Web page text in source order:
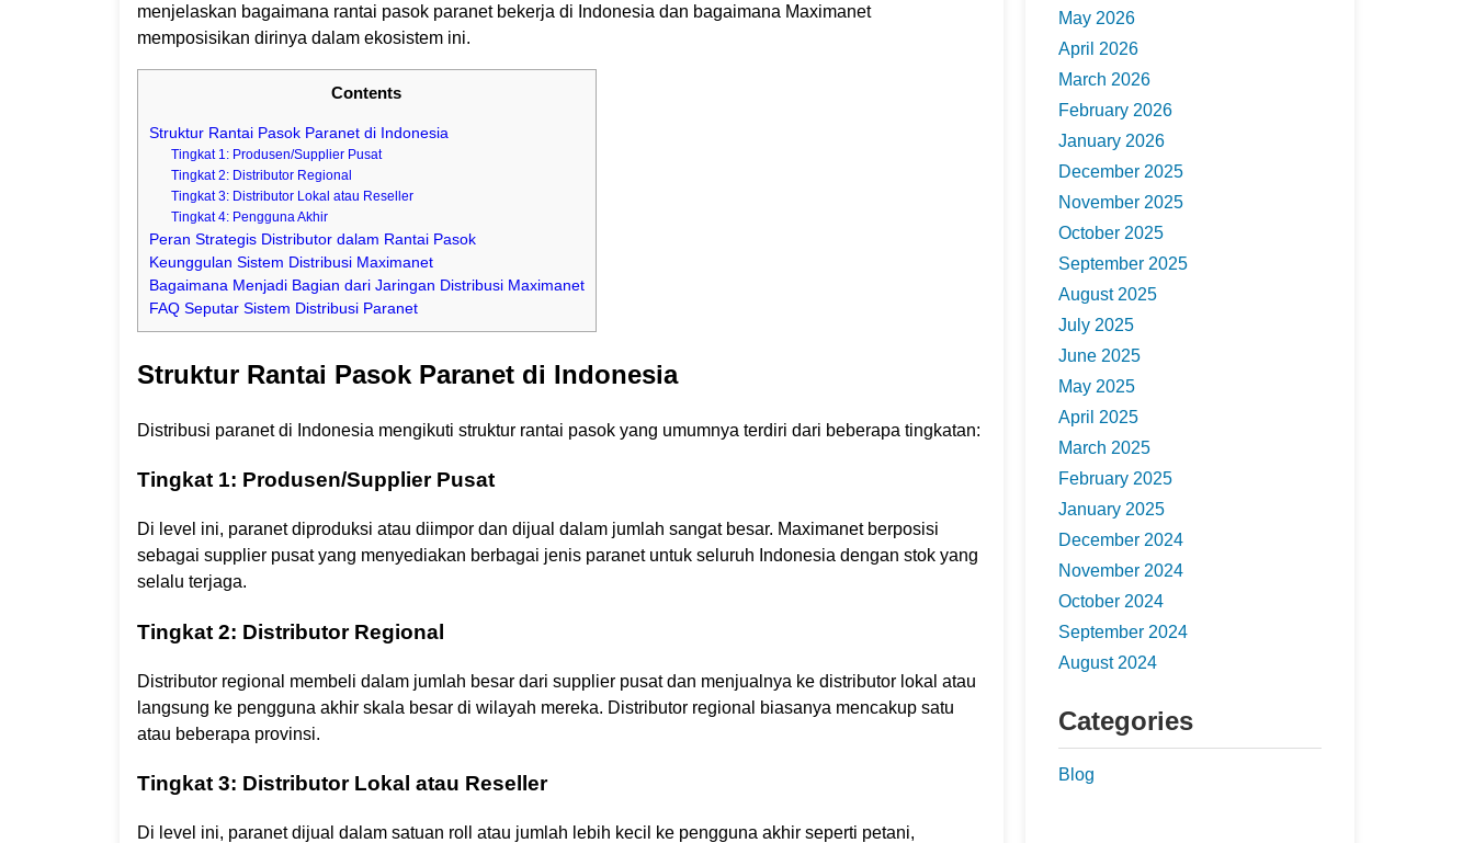
menjelaskan bagaimana rantai pasok paranet bekerja di Indonesia dan bagaimana Maximanet
memposisikan dirinya dalam ekosistem ini.
Contents
Struktur Rantai Pasok Paranet di Indonesia
Tingkat 1: Produsen/Supplier Pusat
Tingkat 2: Distributor Regional
Tingkat 3: Distributor Lokal atau Reseller
Tingkat 4: Pengguna Akhir
Peran Strategis Distributor dalam Rantai Pasok
Keunggulan Sistem Distribusi Maximanet
Bagaimana Menjadi Bagian dari Jaringan Distribusi Maximanet
FAQ Seputar Sistem Distribusi Paranet
Struktur Rantai Pasok Paranet di Indonesia
Distribusi paranet di Indonesia mengikuti struktur rantai pasok yang umumnya terdiri dari beberapa tingkatan:
Tingkat 1: Produsen/Supplier Pusat
Di level ini, paranet diproduksi atau diimpor dan dijual dalam jumlah sangat besar. Maximanet berposisi
sebagai supplier pusat yang menyediakan berbagai jenis paranet untuk seluruh Indonesia dengan stok yang
selalu terjaga.
Tingkat 2: Distributor Regional
Distributor regional membeli dalam jumlah besar dari supplier pusat dan menjualnya ke distributor lokal atau
langsung ke pengguna akhir skala besar di wilayah mereka. Distributor regional biasanya mencakup satu
atau beberapa provinsi.
Tingkat 3: Distributor Lokal atau Reseller
Di level ini, paranet dijual dalam satuan roll atau jumlah lebih kecil ke pengguna akhir seperti petani,
May 2026
April 2026
March 2026
February 2026
January 2026
December 2025
November 2025
October 2025
September 2025
August 2025
July 2025
June 2025
May 2025
April 2025
March 2025
February 2025
January 2025
December 2024
November 2024
October 2024
September 2024
August 2024
Categories
Blog